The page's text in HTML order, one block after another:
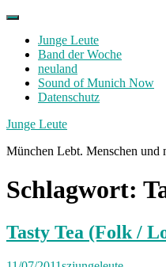
Skip
contentJunge Leute
Band der Woche
neuland
Sound of Munich Now
Datenschutz
Facebook
Twitter
Instagram
Junge Leute
München Lebt. Menschen und
Schlagwort:
Tasty Tea (Folk /